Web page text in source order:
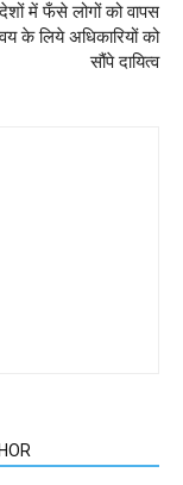
में फँसे लोगों को वापस
के लिये अधिकारियों को
सौंपे दायित्व